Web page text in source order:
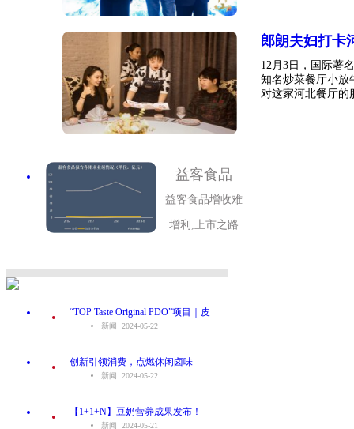
郎朗夫妇打卡
12月3日，国际著
知名炒菜餐厅小放
对这家河北餐厅的
益客食品
益客食品增收难
增利,上市之路
. “TOP Taste Original PDO”项目｜皮
新闻 2024-05-22
. 创新引领消费，点燃休闲卤味
新闻 2024-05-22
. 【1+1+N】豆奶营养成果发布！
新闻 2024-05-21